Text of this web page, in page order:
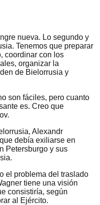
nueva. Lo segundo y
Tenemos que preparar
coordinar con los
organizar la
de Bielorrusia y
son fáciles, pero cuanto
es. Creo que
Alexandr
debía exiliarse en
Petersburgo y sus
el problema del traslado
tiene una visión
consistiría, según
al Ejército.